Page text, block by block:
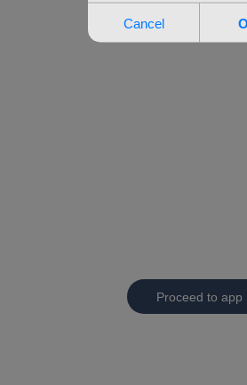
Proceed to app